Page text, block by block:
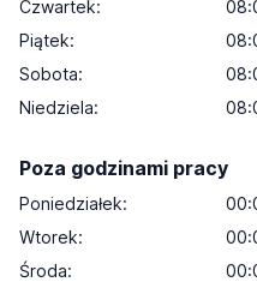
Czwartek:
Piątek:
Sobota:
Niedziela:
Poza godzinami pracy
Poniedziałek:
Wtorek:
Środa: